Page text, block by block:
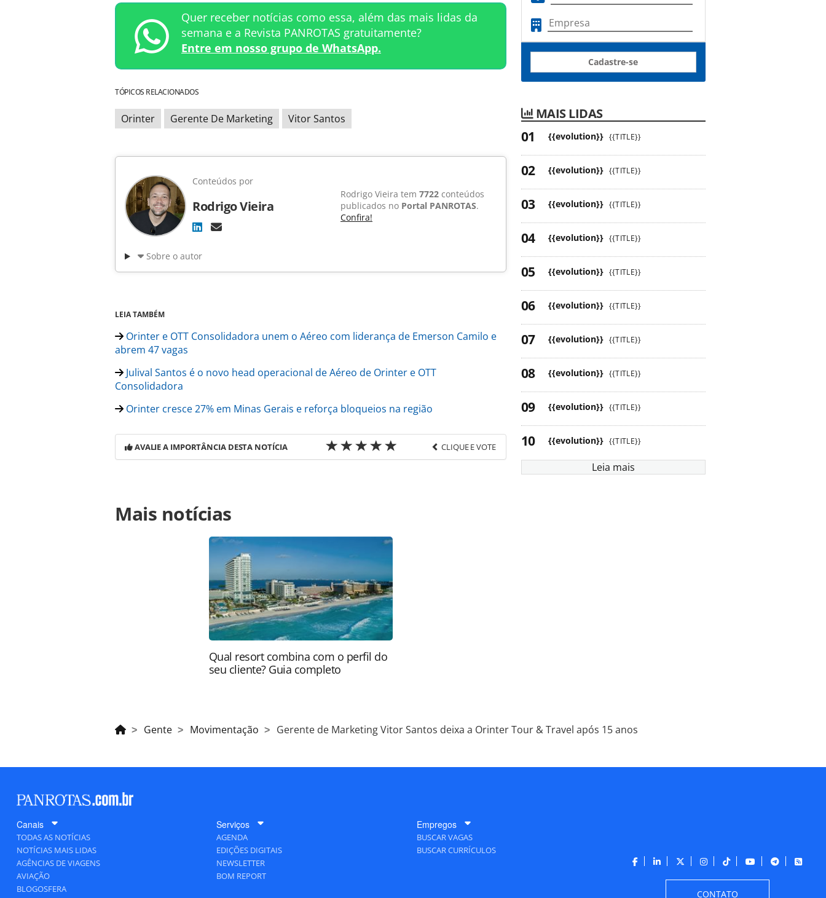
Quer receber notícias como essa, além das mais lidas da
semana e a Revista PANROTAS gratuitamente?
Entre em nosso grupo de WhatsApp.
TÓPICOS RELACIONADOS
Orinter Gerente De Marketing Vitor Santos
Conteúdos por
Rodrigo Vieira
Rodrigo Vieira tem 7722 conteúdos
publicados no Portal PANROTAS.
Confira!
Sobre o autor
LEIA TAMBÉM
Orinter e OTT Consolidadora unem o Aéreo com liderança de Emerson Camilo e
abrem 47 vagas
Julival Santos é o novo head operacional de Aéreo de Orinter e OTT
Consolidadora
Orinter cresce 27% em Minas Gerais e reforça bloqueios na região
AVALIE A IMPORTÂNCIA DESTA NOTÍCIA CLIQUE E VOTE
https://www.panrotas.com.br/gente/movimentacao/2026/05/gerente-de-marketing-
vitor-santos-deixa-a-orinter-tour-travel-apos-15-anos_228608.html ou as ferramentas
oferecidas na página. Todo o conteúdo produzido pela PANROTAS Editora é protegido
pela legislação brasileira sobre direito autoral. Não reproduza o conteúdo sem
autorização da PANROTAS Editora (copyright@panrotas.com.br).
Mais notícias
Qual resort combina com o perfil do
seu cliente? Guia completo
Cadastre-se
MAIS LIDAS
{{evolution}} {{TITLE}}
{{evolution}} {{TITLE}}
{{evolution}} {{TITLE}}
{{evolution}} {{TITLE}}
{{evolution}} {{TITLE}}
{{evolution}} {{TITLE}}
{{evolution}} {{TITLE}}
{{evolution}} {{TITLE}}
{{evolution}} {{TITLE}}
{{evolution}} {{TITLE}}
Leia mais
Gente Movimentação Gerente de Marketing Vitor Santos deixa a Orinter Tour & Travel após 15 anos
Canais
TODAS AS NOTÍCIAS
NOTÍCIAS MAIS LIDAS
AGÊNCIAS DE VIAGENS
AVIAÇÃO
BLOGOSFERA
Serviços
AGENDA
EDIÇÕES DIGITAIS
NEWSLETTER
BOM REPORT
Empregos
BUSCAR VAGAS
BUSCAR CURRÍCULOS
CONTATO